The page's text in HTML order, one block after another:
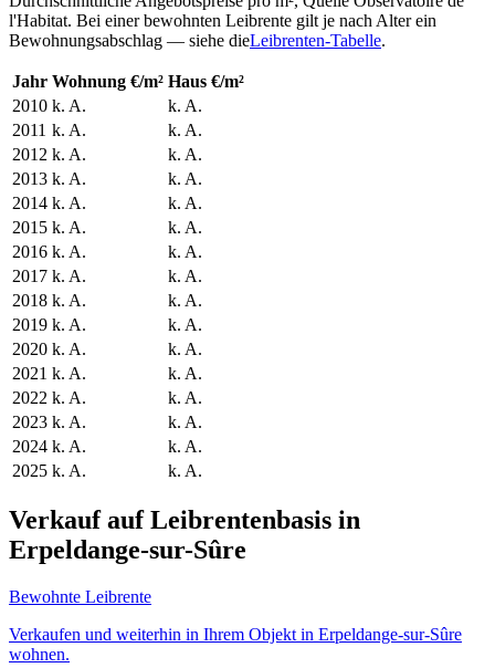
l'Habitat. Bei einer bewohnten Leibrente gilt je nach Alter ein
Bewohnungsabschlag — siehe dieLeibrenten-Tabelle.
Jahr Wohnung €/m² Haus €/m²
2010 k. A.
k. A.
2011 k. A.
k. A.
2012 k. A.
k. A.
2013 k. A.
k. A.
2014 k. A.
k. A.
2015 k. A.
k. A.
2016 k. A.
k. A.
2017 k. A.
k. A.
2018 k. A.
k. A.
2019 k. A.
k. A.
2020 k. A.
k. A.
2021 k. A.
k. A.
2022 k. A.
k. A.
2023 k. A.
k. A.
2024 k. A.
k. A.
2025 k. A. k. A.
Verkauf auf Leibrentenbasis in
Erpeldange-sur-Sûre
Bewohnte Leibrente
Verkaufen und weiterhin in Ihrem Objekt in Erpeldange-sur-Sûre
wohnen.